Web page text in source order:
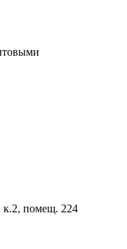
к.2, помещ. 224